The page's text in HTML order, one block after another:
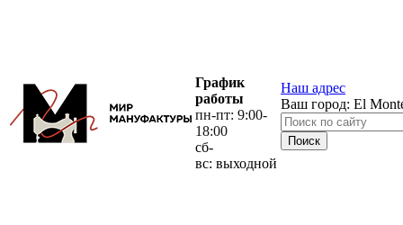
График
работы
пн-пт: 9:00-
18:00
сб-
вс: выходной
Наш адрес
Ваш город: El